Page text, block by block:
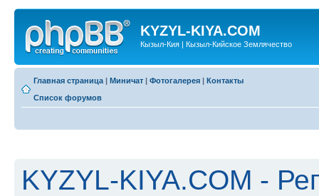
KYZYL-KIYA.COM
Кызыл-Кия | Кызыл-Кийское Землячество
Главная страница | Миничат | Фотогалерея | Контакты
Список форумов
KYZYL-KIYA.COM -